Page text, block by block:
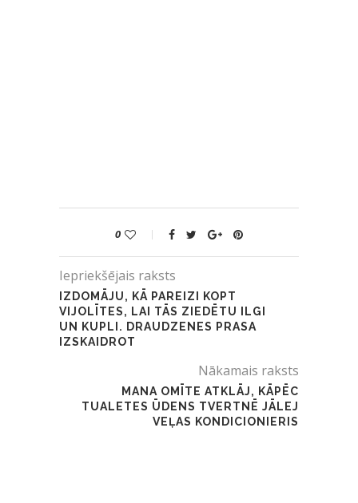
0
Iepriekšējais raksts
IZDOMĀJU, KĀ PAREIZI KOPT
VIJOLĪTES, LAI TĀS ZIEDĒTU ILGI
UN KUPLI. DRAUDZENES PRASA
IZSKAIDROT
Nākamais raksts
MANA OMĪTE ATKLĀJ, KĀPĒC
TUALETES ŪDENS TVERTNĒ JĀLEJ
VEĻAS KONDICIONIERIS